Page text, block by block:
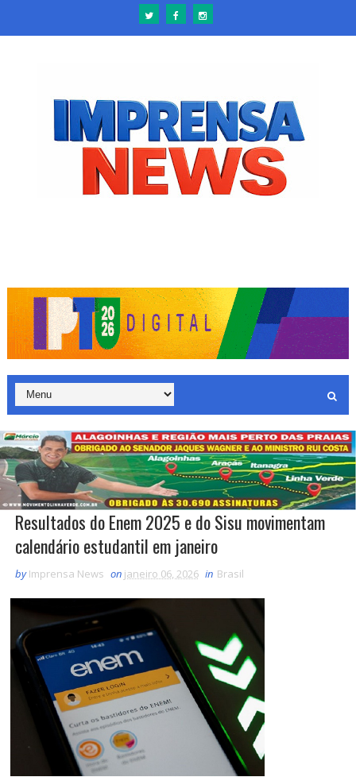
Resultados do Enem 2025 e do Sisu movimentam
calendário estudantil em janeiro
by Imprensa News on janeiro 06, 2026 in Brasil